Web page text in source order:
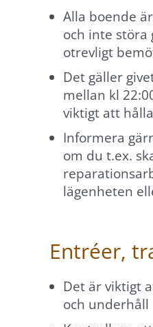
Alla boende
och inte
otrevligt
Det gäller
mellan kl
viktigt att
Informera
om du t.ex.
lägenheten
Entréer,
Det är viktigt
och underhåll
taget ska
fungera.
Statistik
För att vi ska
förbättra
webbplatsens
funktionalitet
uppbyggnad,
används.
Upplevelse